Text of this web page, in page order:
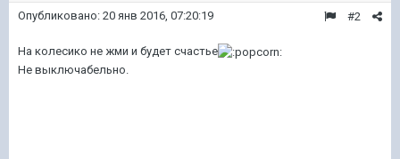
#2
Опубликовано: 20 янв 2016, 07:20:19
На колесико не жми и будет счастье
Не выключабельно.